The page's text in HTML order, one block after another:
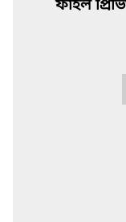
ফাইল